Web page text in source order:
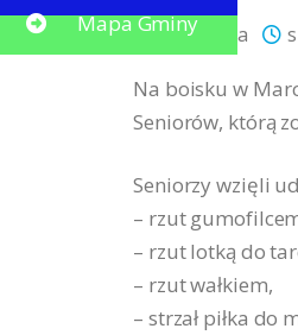
promocja
Na boisku w
Seniorów, którą
Seniorzy wzięli
– rzut
– rzut lotką do
– rzut wałkiem,
– strzał piłka do
Mapa Gminy